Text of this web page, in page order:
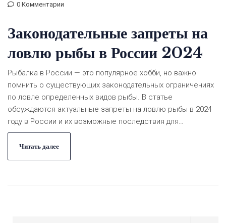
0 Комментарии
Законодательные запреты на
ловлю рыбы в России 2024
Рыбалка в России — это популярное хобби, но важно
помнить о существующих законодательных ограничениях
по ловле определенных видов рыбы. В статье
обсуждаются актуальные запреты на ловлю рыбы в 2024
году в России и их возможные последствия для
нарушителей. Разбираются аспекты сезонных
ограничений и региональные особенности правил для
любителей и профессионалов. Особое внимание уделено
Читать далее